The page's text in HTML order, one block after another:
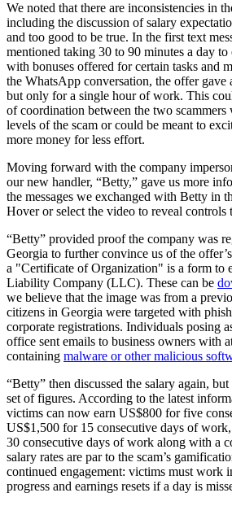
We noted that there are inconsistencies in
including the discussion of salary
and too good to be true. In the first text
mentioned taking 30 to 90 minutes a day
with bonuses offered for certain tasks and
the WhatsApp conversation, the offer gave
but only for a single hour of work. This
of coordination between the two
levels of the scam or could be meant to
more money for less effort.
Moving forward with the company
our new handler, “Betty,” gave us more
the messages we exchanged with Betty in
Hover or select the video to reveal controls
“Betty” provided proof the company was
Georgia to further convince us of the
a "Certificate of Organization" is a form to
Liability Company (LLC). These can be
we believe that the image was from a
citizens in Georgia were targeted with
corporate registrations. Individuals posing
office sent emails to business owners with
containing malware or other malicious
“Betty” then discussed the salary again,
set of figures. According to the latest
victims can now earn US$800 for five
US$1,500 for 15 consecutive days of
30 consecutive days of work along with a
salary rates are par to the scam’s
continued engagement: victims must work
progress and earnings resets if a day is